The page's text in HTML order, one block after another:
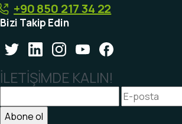
+90 850 217 34 22
Bizi Takip Edin
İLETİŞİMDE KALIN!